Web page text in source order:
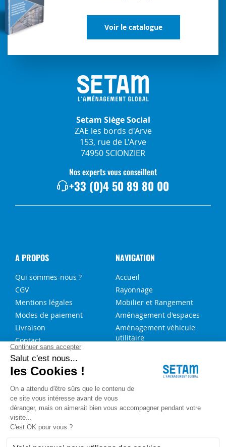
Voir le catalogue
Setam Siège Social
ZAE les bords d'Arve
153, rue de L'Arve
74950 SCIONZIER
Nos experts vous conseillent
+33 (0)4 50 89 80 00
A PROPOS
Qui sommes-nous ?
CGV
Mentions légales
Modes de paiement
Livraison
Contact
NAVIGATION
Accueil
Rayonnage
Mobilier et Rangement
Aménagement d'espaces
Aménagement véhicule
utilitaire
NOS SERVICES
FAQ
Blog
Aide au choix rayonnage
Service de montage